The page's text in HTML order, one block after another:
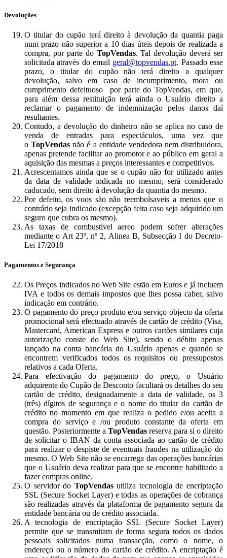
Devoluções
O titular do cupão terá direito à devolução da quantia paga
num prazo não superior a 10 dias úteis depois de realizada a
compra, por parte do TopVendas. Tal devolução deverá ser
solicitada através do email geral@topvendas.pt. Passado esse
prazo, o titular do cupão não terá direito a qualquer
devolução, salvo em caso de incumprimento, mora ou
cumprimento defeituoso por parte do TopVendas, em que,
para além dessa restituição terá ainda o Usuário direito a
reclamar o pagamento de indemnização pelos danos daí
resultantes.
Contudo, a devolução do dinheiro não se aplica no caso de
venda de entradas para espectáculos, uma vez que
oTopVendas não é a entidade vendedora nem distribuidora,
apenas pretende facilitar ao promotor e ao público em geral a
aquisição das mesmas a preços interessantes e competitivos.
Acrescentamos ainda que se o cupão não for utilizado antes
da data de validade indicada no mesmo, será considerado
caducado, sem direito à devolução da quantia do mesmo.
Por defeito, os voos são não reembolsaveis a menos que o
contrário seja indicado (excepção feita caso seja adquirido um
seguro que cubra os mesmo).
As taxas de combustivel aereo podem sofrer alterações
mediante o Art 23º, nº 2, Alinea B, Subsecção I do Decreto-
Lei 17/2018
Pagamentos e Segurança
Os Preços indicados no Web Site estão em Euros e já incluem
IVA e todos os demais impostos que lhes possa caber, salvo
indicação em contrário.
O pagamento do preço produto e/ou serviço objecto da oferta
promocional será efectuado através de cartão de crédito (Visa,
Mastercard, American Express e outros cartões similares cuja
autorização conste do Web Site), sendo o débito apenas
lançado na conta bancária do Usuário apenas e quando se
encontrem verificados todos os requisitos ou pressupostos
relativos a cada Oferta.
Para efectivação do pagamento do preço, o Usuário
adquirente do Cupão de Desconto facultará os detalhes do seu
cartão de crédito, designadamente a data de validade, os 3
(três) dígitos de segurança e o nome do titular do cartão de
crédito no momento em que realiza o pedido e/ou aceita a
compra do serviço e /ou produto constante da oferta em
questão. Posteriormente a TopVendas reserva para si o direito
de solicitar o IBAN da conta associada ao cartão de crédito
para realizar o despiste de eventuais fraudes na utilização do
mesmo. O Web Site não se encarrega das operações bancárias
que o Usuário deva realizar para que se encontre habilitado a
fazer compras online.
O servidor do TopVendasutiliza tecnologia de encriptação
SSL (Secure Socket Layer) e todas as operações de cobrança
são realizadas através da plataforma de pagamento segura da
entidade bancária ou de crédito associada.
A tecnologia de encriptação SSL (Secure Socket Layer)
permite que se transmitam de forma segura todos os dados
pessoais solicitados numa transacção, como o nome, o
endereço ou o número do cartão de crédito. A encriptação é